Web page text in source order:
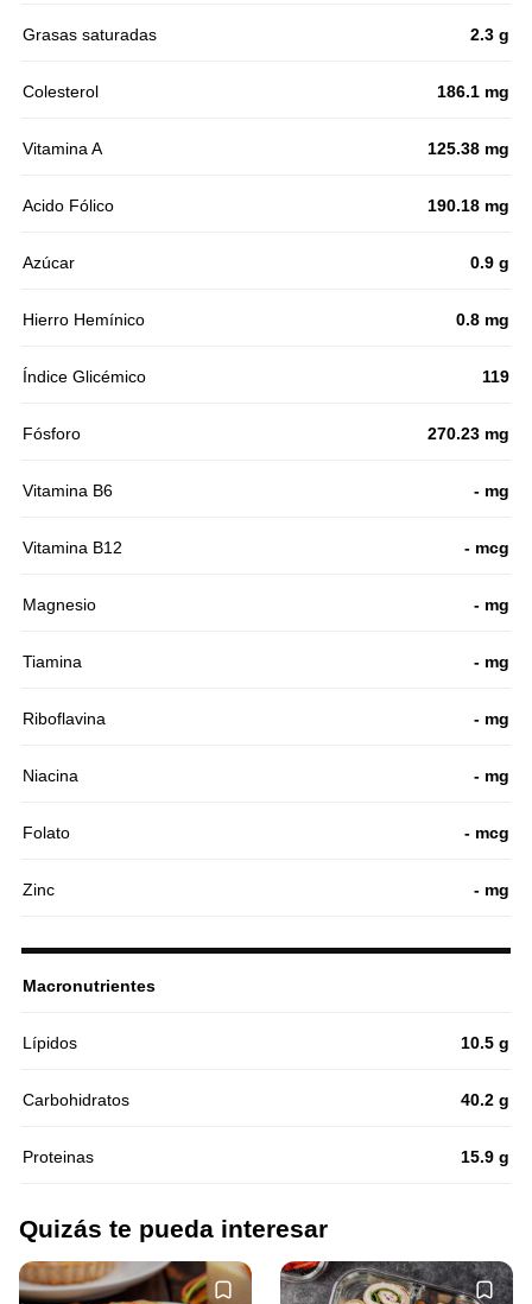
Grasas saturadas 2.3 g
Colesterol 186.1 mg
Vitamina A 125.38 mg
Acido Fólico 190.18 mg
Azúcar 0.9 g
Hierro Hemínico 0.8 mg
Índice Glicémico 119
Fósforo 270.23 mg
Vitamina B6 - mg
Vitamina B12 - mcg
Magnesio - mg
Tiamina - mg
Riboflavina - mg
Niacina - mg
Folato - mcg
Zinc - mg
Macronutrientes
Lípidos 10.5 g
Carbohidratos 40.2 g
Proteinas 15.9 g
Quizás te pueda interesar